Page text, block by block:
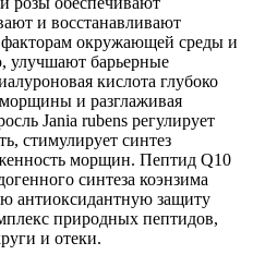
и восстанавливают
окружающей среды и
улучшают барьерные
кислота глубоко
и разглаживая
Jania rubens регулирует
стимулирует синтез
морщин. Пептид Q10
синтеза коэнзима
антиоксидантную защиту
природных пептидов,
и отеки.